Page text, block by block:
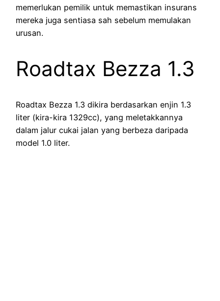
memerlukan pemilik untuk memastikan insurans
mereka juga sentiasa sah sebelum memulakan
urusan.
Roadtax Bezza 1.3
Roadtax Bezza 1.3 dikira berdasarkan enjin 1.3
liter (kira-kira 1329cc), yang meletakkannya
dalam jalur cukai jalan yang berbeza daripada
model 1.0 liter.